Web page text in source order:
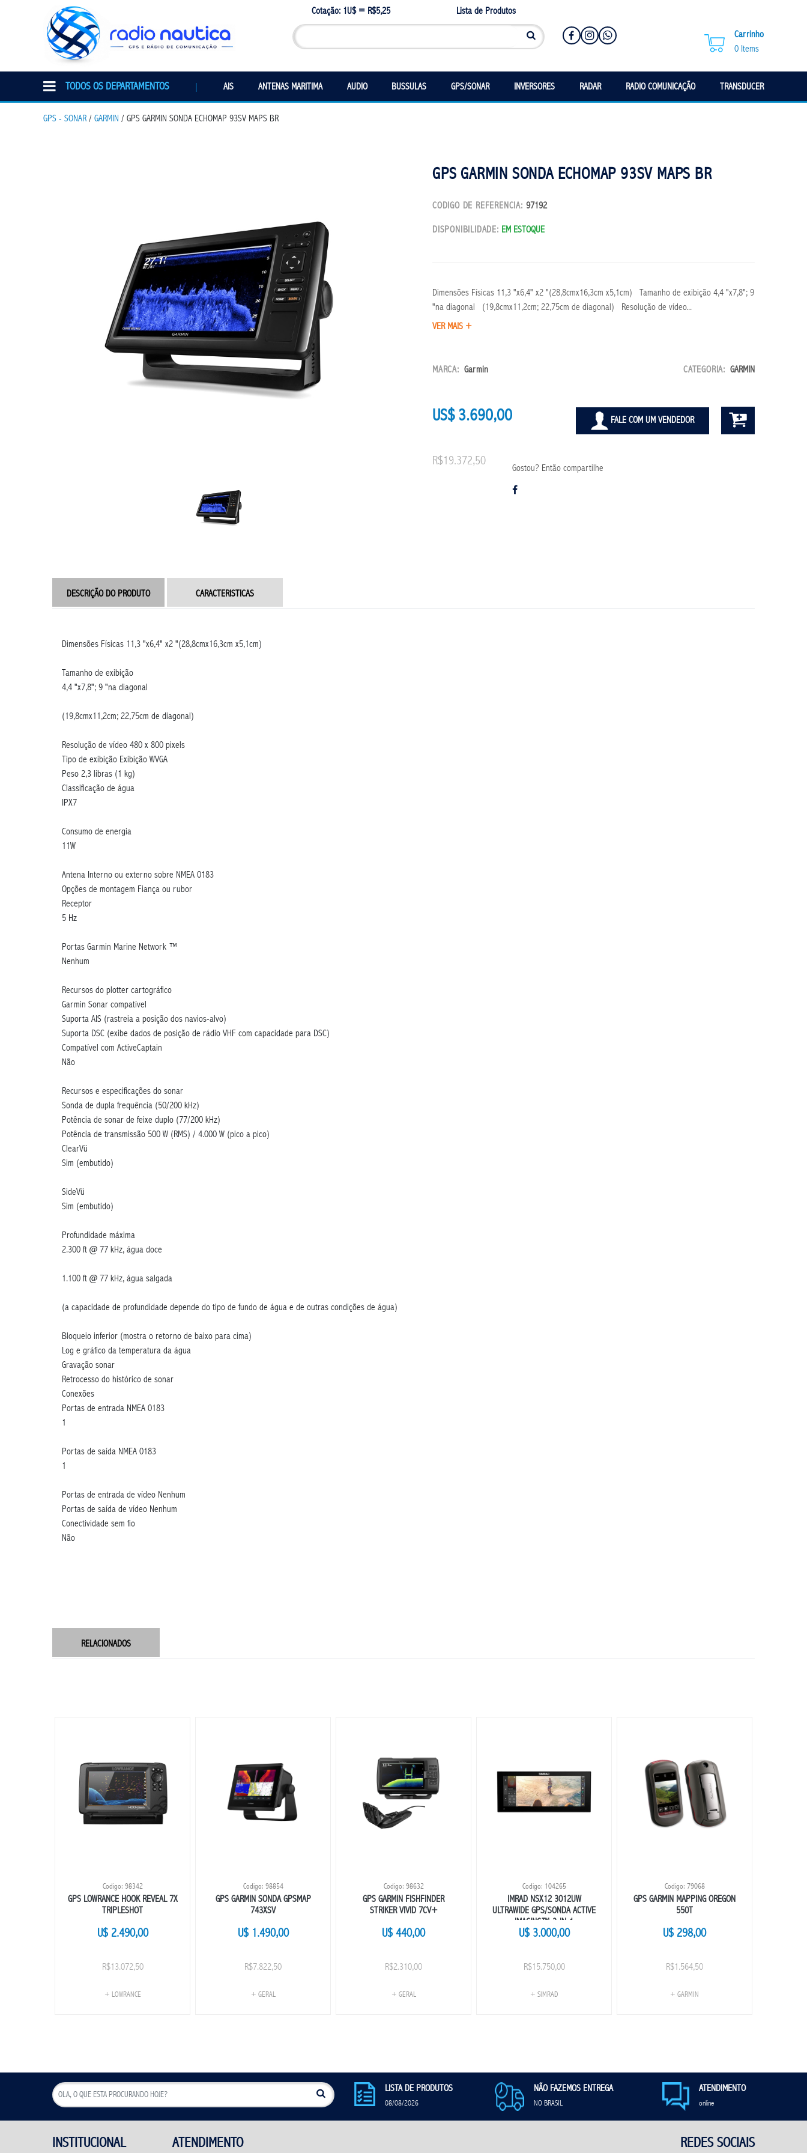
Cotação: 1U$ = R$5,25 Lista de Produtos
Carrinho
0Items
TODOS OS DEPARTAMENTOS AIS ANTENAS MARITIMA AUDIO BUSSULAS GPS/SONAR INVERSORES RADAR RADIO COMUNICAÇÃO TRANSDUCER
GPS - SONAR / GARMIN / GPS GARMIN SONDA ECHOMAP 93SV MAPS BR
GPS GARMIN SONDA ECHOMAP 93SV MAPS BR
CODIGO DE REFERENCIA: 97192
DISPONIBILIDADE: EM ESTOQUE
Dimensões Físicas 11,3 "x6,4" x2 "(28,8cmx16,3cm x5,1cm) Tamanho de exibição 4,4 "x7,8"; 9
"na diagonal (19,8cmx11,2cm; 22,75cm de diagonal) Resolução de vídeo...
VER MAIS +
MARCA: Garmin CATEGORIA: GARMIN
US$ 3.690,00
R$19.372,50
FALE COM UM VENDEDOR
Gostou? Então compartilhe
DESCRIÇÃO DO PRODUTO CARACTERISTICAS
Dimensões Físicas 11,3 "x6,4" x2 "(28,8cmx16,3cm x5,1cm)
Tamanho de exibição
4,4 "x7,8"; 9 "na diagonal
(19,8cmx11,2cm; 22,75cm de diagonal)
Resolução de vídeo 480 x 800 pixels
Tipo de exibição Exibição WVGA
Peso 2,3 libras (1 kg)
Classificação de água
IPX7
Consumo de energia
11W
Antena Interno ou externo sobre NMEA 0183
Opções de montagem Fiança ou rubor
Receptor
5 Hz
Portas Garmin Marine Network ™
Nenhum
Recursos do plotter cartográfico
Garmin Sonar compatível
Suporta AIS (rastreia a posição dos navios-alvo)
Suporta DSC (exibe dados de posição de rádio VHF com capacidade para DSC)
Compatível com ActiveCaptain
Não
Recursos e especificações do sonar
Sonda de dupla frequência (50/200 kHz)
Potência de sonar de feixe duplo (77/200 kHz)
Potência de transmissão 500 W (RMS) / 4.000 W (pico a pico)
ClearVü
Sim (embutido)
SideVü
Sim (embutido)
Profundidade máxima
2.300 ft @ 77 kHz, água doce
1.100 ft @ 77 kHz, água salgada
(a capacidade de profundidade depende do tipo de fundo de água e de outras condições de água)
Bloqueio inferior (mostra o retorno de baixo para cima)
Log e gráfico da temperatura da água
Gravação sonar
Retrocesso do histórico de sonar
Conexões
Portas de entrada NMEA 0183
1
Portas de saída NMEA 0183
1
Portas de entrada de vídeo Nenhum
Portas de saída de vídeo Nenhum
Conectividade sem fio
Não
RELACIONADOS
Codigo: 98342
GPS LOWRANCE HOOK REVEAL 7X
TRIPLESHOT
U$ 2.490,00
R$13.072,50
+ LOWRANCE
Codigo: 98854
GPS GARMIN SONDA GPSMAP
743XSV
U$ 1.490,00
R$7.822,50
+ GERAL
Codigo: 98632
GPS GARMIN FISHFINDER
STRIKER VIVID 7CV+
U$ 440,00
R$2.310,00
+ GERAL
Codigo: 104265
IMRAD NSX12 3012UW
ULTRAWIDE GPS/SONDA ACTIVE
IMAGING™ 3-IN-1
U$ 3.000,00
R$15.750,00
+ SIMRAD
Codigo: 79068
GPS GARMIN MAPPING OREGON
550T
U$ 298,00
R$1.564,50
+ GARMIN
LISTA DE PRODUTOS
08/08/2026
NÃO FAZEMOS ENTREGA
NO BRASIL
ATENDIMENTO
online
INSTITUCIONAL ATENDIMENTO REDES SOCIAIS